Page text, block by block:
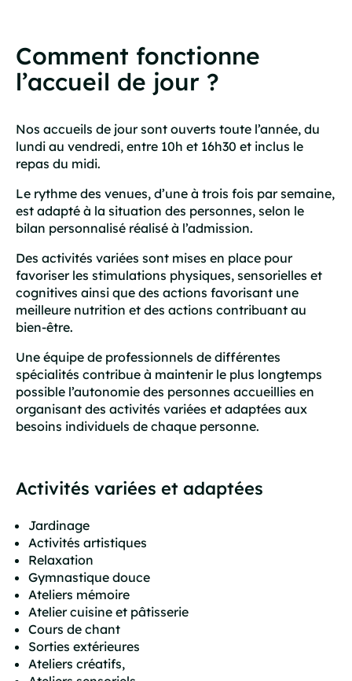
Comment fonctionne
l’accueil de jour ?
Nos accueils de jour sont ouverts toute l’année, du
lundi au vendredi, entre 10h et 16h30 et inclus le
repas du midi.
Le rythme des venues, d’une à trois fois par semaine,
est adapté à la situation des personnes, selon le
bilan personnalisé réalisé à l’admission.
Des activités variées sont mises en place pour
favoriser les stimulations physiques, sensorielles et
cognitives ainsi que des actions favorisant une
meilleure nutrition et des actions contribuant au
bien-être.
Une équipe de professionnels de différentes
spécialités contribue à maintenir le plus longtemps
possible l’autonomie des personnes accueillies en
organisant des activités variées et adaptées aux
besoins individuels de chaque personne.
Activités variées et adaptées
Jardinage
Activités artistiques
Relaxation
Gymnastique douce
Ateliers mémoire
Atelier cuisine et pâtisserie
Cours de chant
Sorties extérieures
Ateliers créatifs,